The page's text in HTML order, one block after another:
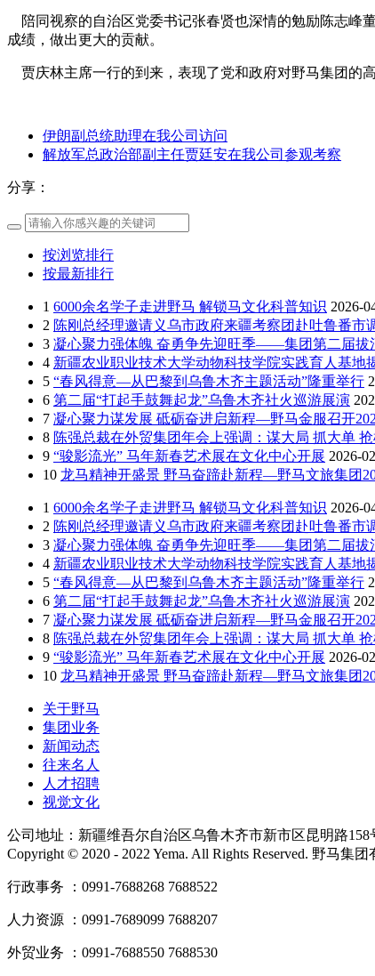
陪同视察的自治区党委书记张春贤也深情的勉励陈志峰
成绩，做出更大的贡献。
贾庆林主席一行的到来，表现了党和政府对野马集团的
伊朗副总统助理在我公司访问
解放军总政治部副主任贾廷安在我公司参观考察
分享：
按浏览排行
按最新排行
1 6000余名学子走进野马 解锁马文化科普知识 2026-
2 陈刚总经理邀请义乌市政府来疆考察团赴吐鲁番市
3 凝心聚力强体魄 奋勇争先迎旺季——集团第二届拔
4 新疆农业职业技术大学动物科技学院实践育人基地
5 “春风得意—从巴黎到乌鲁木齐主题活动”隆重举行
6 第二届“打起手鼓舞起龙”乌鲁木齐社火巡游展演
7 凝心聚力谋发展 砥砺奋进启新程—野马金服召开
8 陈强总裁在外贸集团年会上强调：谋大局 抓大单
9 “骏影流光” 马年新春艺术展在文化中心开展 2026-
10 龙马精神开盛景 野马奋蹄赴新程—野马文旅集团
1 6000余名学子走进野马 解锁马文化科普知识 2026-
2 陈刚总经理邀请义乌市政府来疆考察团赴吐鲁番市
3 凝心聚力强体魄 奋勇争先迎旺季——集团第二届拔
4 新疆农业职业技术大学动物科技学院实践育人基地
5 “春风得意—从巴黎到乌鲁木齐主题活动”隆重举行
6 第二届“打起手鼓舞起龙”乌鲁木齐社火巡游展演
7 凝心聚力谋发展 砥砺奋进启新程—野马金服召开
8 陈强总裁在外贸集团年会上强调：谋大局 抓大单
9 “骏影流光” 马年新春艺术展在文化中心开展 2026-
10 龙马精神开盛景 野马奋蹄赴新程—野马文旅集团
关于野马
集团业务
新闻动态
往来名人
人才招聘
视觉文化
公司地址：新疆维吾尔自治区乌鲁木齐市新市区昆明路158
Copyright © 2020 - 2022 Yema. All Rights Reserved. 野马集
行政事务 ：0991-7688268 7688522
人力资源 ：0991-7689099 7688207
外贸业务 ：0991-7688550 7688530